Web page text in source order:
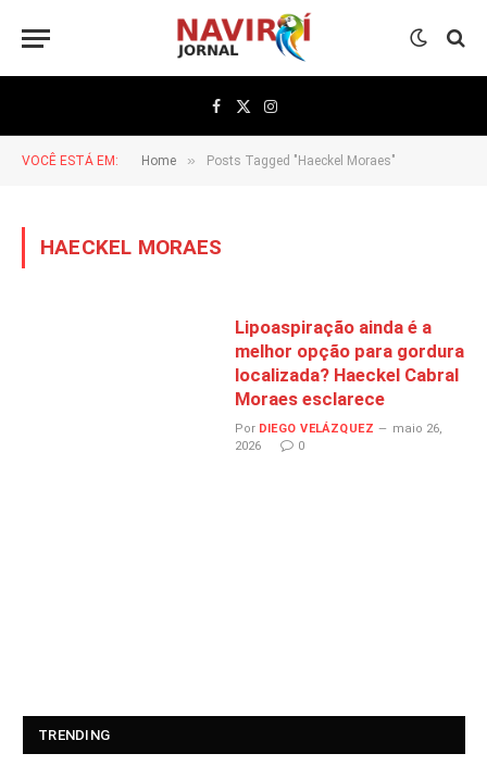
Facebook
X
(Twitter)
Instagram
VOCÊ ESTÁ EM: Home » Posts Tagged "Haeckel Moraes"
HAECKEL MORAES
Lipoaspiração ainda é a
melhor opção para gordura
localizada? Haeckel Cabral
Moraes esclarece
Por DIEGO VELÁZQUEZ
maio 26,
2026
0
TRENDING